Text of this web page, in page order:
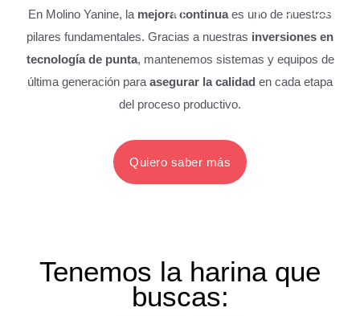
contenido
En Molino Yanine, la mejora continuaes uno de nuestros
pilares fundamentales. Gracias a nuestras inversiones en
tecnología de punta, mantenemos sistemas y equipos de
última generación para asegurar la calidad en cada etapa
del proceso productivo.
Quiero saber más
Tenemos la harina que
buscas: